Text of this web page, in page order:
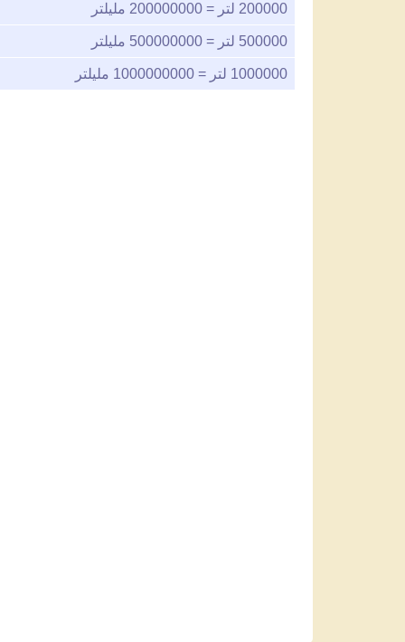
200000 لتر = 200000000 مليلتر
500000 لتر = 500000000 مليلتر
1000000 لتر = 1000000000 مليلتر